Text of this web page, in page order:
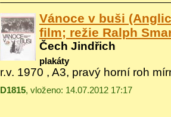
Vánoce v buši
film; režie Ralph
Čech Jindřich
plakáty
r.v. 1970 , A3, pravý horní roh
D1815, vloženo: 14.07.2012 17:17